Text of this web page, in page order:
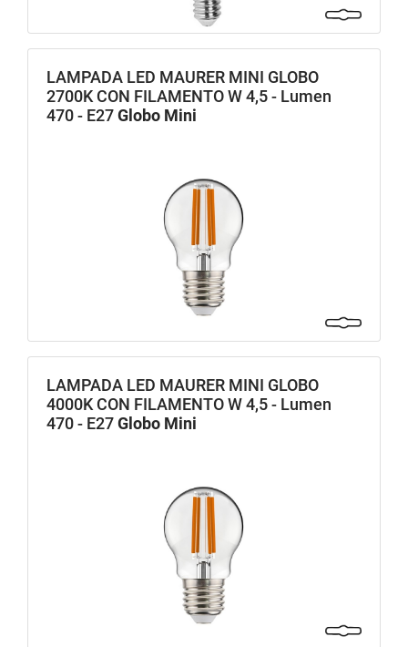
LAMPADA LED MAURER MINI GLOBO
2700K CON FILAMENTO W 4,5 - Lumen
470 - E27Globo Mini
LAMPADA LED MAURER MINI GLOBO
4000K CON FILAMENTO W 4,5 - Lumen
470 - E27Globo Mini